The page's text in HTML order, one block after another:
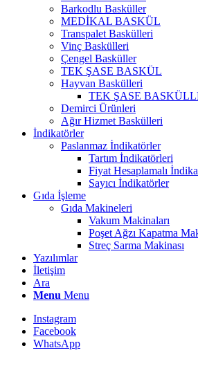
Barkodlu Basküller
MEDİKAL BASKÜL
Transpalet Baskülleri
Vinç Baskülleri
Çengel Basküller
TEK ŞASE BASKÜL
Hayvan Baskülleri
TEK ŞASE
Demirci Ürünleri
Ağır Hizmet Baskülleri
İndikatörler
Paslanmaz İndikatörler
Tartım İndikatörleri
Fiyat Hesaplamalı
Sayıcı İndikatörler
Gıda İşleme
Gıda Makineleri
Vakum Makinaları
Poşet Ağzı Kapatma
Streç Sarma Makinası
Yazılımlar
İletişim
Ara
Menu Menu
Instagram
Facebook
WhatsApp